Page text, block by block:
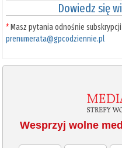
Dowiedz się
*Masz pytania odnośnie
prenumerata@gpcodziennie.pl
Wesprzyj wolne